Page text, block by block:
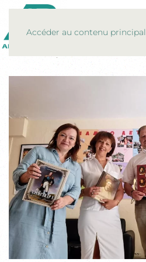
Accéder au contenu principal